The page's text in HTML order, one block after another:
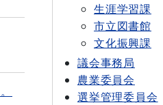
生涯学習課
市立図書館
文化振興課
議会事務局
農業委員会
選挙管理委員会